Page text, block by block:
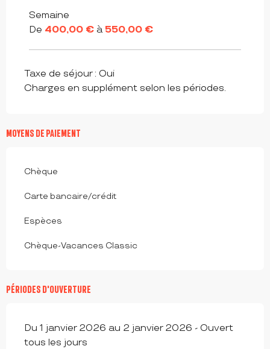
Semaine
De 400,00 € à 550,00 €
Taxe de séjour : Oui
Charges en supplément selon les périodes.
MOYENS DE PAIEMENT
Chèque
Carte bancaire/crédit
Espèces
Chèque-Vacances Classic
PÉRIODES D'OUVERTURE
Du 1 janvier 2026 au 2 janvier 2026 - Ouvert
tous les jours